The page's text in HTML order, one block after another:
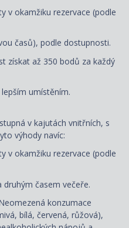
v okamžiku rezervace (podle
časů), podle dostupnosti.
získat až 350 bodů za každý
umístěním.
v kajutách vnitřních, s
výhody navíc:
v okamžiku rezervace (podle
časem večeře.
konzumace
bílá, červená, růžová),